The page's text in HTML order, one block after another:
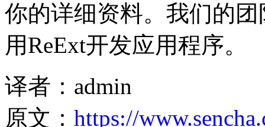
你的详细资料。我们的
用ReExt开发应用程序。
译者：admin
原文： https://